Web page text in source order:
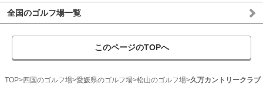
全国のゴルフ場一覧
このページのTOPへ
TOP 四国のゴルフ場 愛媛県のゴルフ場 松山のゴルフ場 久万カントリークラブ